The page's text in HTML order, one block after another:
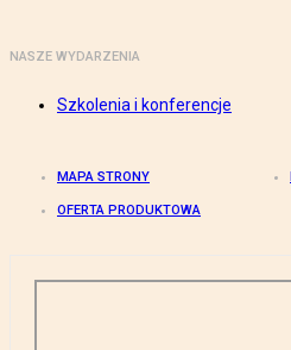
NASZE WYDARZENIA
Szkolenia i konferencje
MAPA STRONY
OFERTA PRODUKTOWA